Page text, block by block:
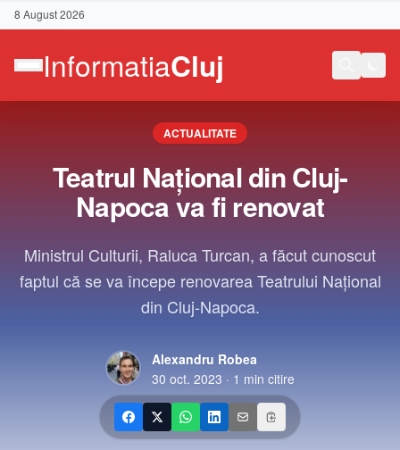
8 August 2026
ACTUALITATE
Teatrul Național din Cluj-
Napoca va fi renovat
Ministrul Culturii, Raluca Turcan, a făcut cunoscut
faptul că se va începe renovarea Teatrului Național
din Cluj-Napoca.
Alexandru Robea
30 oct. 2023 · 1 min citire